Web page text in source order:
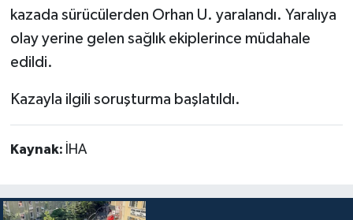
kazada sürücülerden Orhan U. yaralandı. Yaralıya
olay yerine gelen sağlık ekiplerince müdahale
edildi.
Kazayla ilgili soruşturma başlatıldı.
Kaynak: İHA